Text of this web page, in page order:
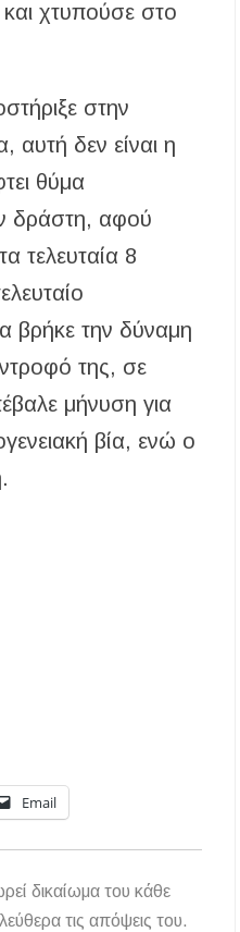
χτυπούσε στο
στην
αυτή δεν είναι η
θύμα
δράστη, αφού
τελευταία 8
βρήκε την δύναμη
της, σε
μήνυση για
βία, ενώ ο
Email
δικαίωμα του κάθε
τις απόψεις του.